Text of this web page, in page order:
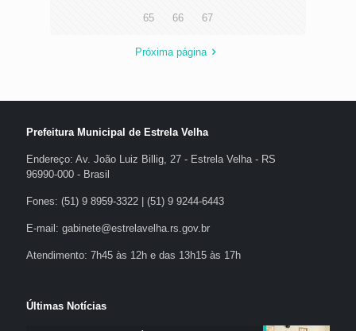
65 66 67
Próxima página
Prefeitura Municipal de Estrela Velha
Endereço: Av. João Luiz Billig, 27 - Estrela Velha - RS
96990-000 - Brasil
Fones: (51) 9 8959-3322 | (51) 9 9244-6443
E-mail: gabinete@estrelavelha.rs.gov.br
Atendimento: 7h45 às 12h e das 13h15 às 17h
Últimas Notícias